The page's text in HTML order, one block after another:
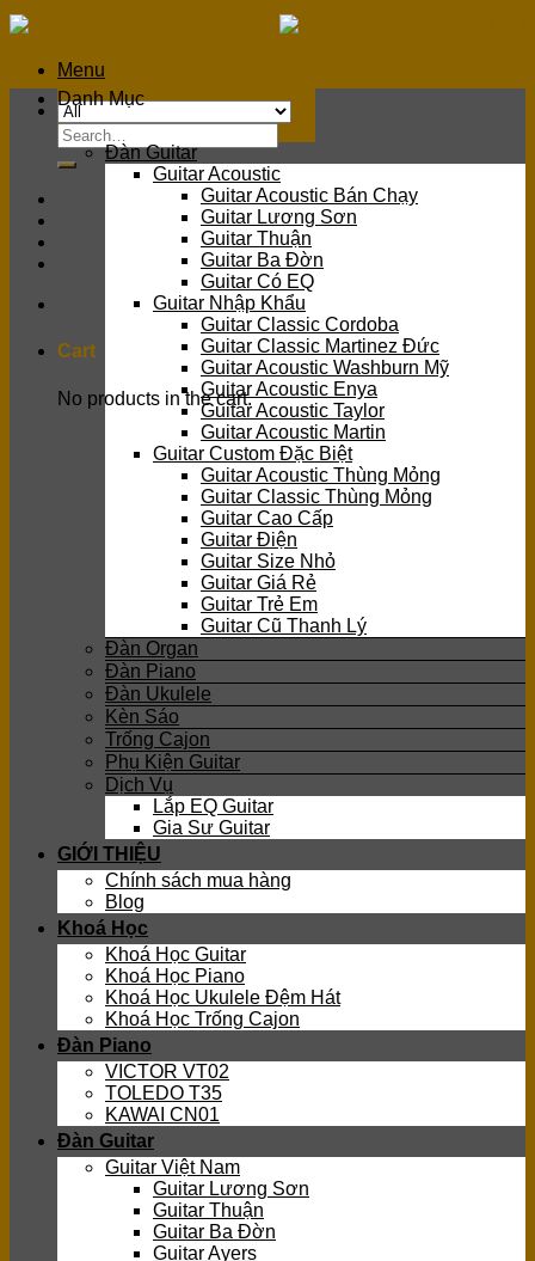
Skip
to
contentMenu
Search
for:
Cart
No products in the cart.
Danh Mục
Đàn Guitar
Guitar Acoustic
Guitar Acoustic Bán Chạy
Guitar Lương Sơn
Guitar Thuận
Guitar Ba Đờn
Guitar Có EQ
Guitar Nhập Khẩu
Guitar Classic Cordoba
Guitar Classic Martinez Đức
Guitar Acoustic Washburn Mỹ
Guitar Acoustic Enya
Guitar Acoustic Taylor
Guitar Acoustic Martin
Guitar Custom Đặc Biệt
Guitar Acoustic Thùng Mỏng
Guitar Classic Thùng Mỏng
Guitar Cao Cấp
Guitar Điện
Guitar Size Nhỏ
Guitar Giá Rẻ
Guitar Trẻ Em
Guitar Cũ Thanh Lý
Đàn Organ
Đàn Piano
Đàn Ukulele
Kèn Sáo
Trống Cajon
Phụ Kiện Guitar
Dịch Vụ
Lắp EQ Guitar
Gia Sư Guitar
GIỚI THIỆU
Chính sách mua hàng
Blog
Khoá Học
Khoá Học Guitar
Khoá Học Piano
Khoá Học Ukulele Đệm Hát
Khoá Học Trống Cajon
Đàn Piano
VICTOR VT02
TOLEDO T35
KAWAI CN01
Đàn Guitar
Guitar Việt Nam
Guitar Lương Sơn
Guitar Thuận
Guitar Ba Đờn
Guitar Ayers